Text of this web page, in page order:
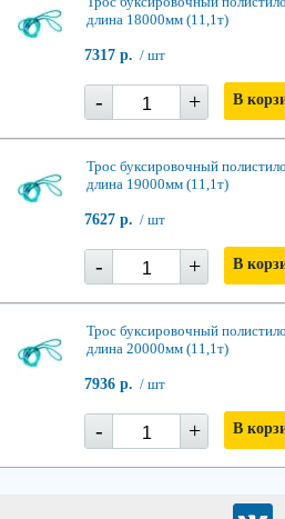
длина 18000мм (11,1т)
7317 р. / шт
- + В
Трос буксировочный
длина 19000мм (11,1т)
7627 р. / шт
- + В
Трос буксировочный
длина 20000мм (11,1т)
7936 р. / шт
- + В